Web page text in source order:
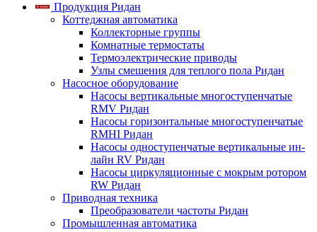
Продукция Ридан
Коттеджная автоматика
Коллекторные группы
Комнатные термостаты
Термоэлектрические приводы
Узлы смешения для теплого пола Ридан
Насосное оборудование
Насосы вертикальные многоступенчатые
RMV Ридан
Насосы горизонтальные многоступенчатые
RMHI Ридан
Насосы одноступенчатые вертикальные ин-
лайн RV Ридан
Насосы циркуляционные с мокрым ротором
RW Ридан
Приводная техника
Преобразователи частоты Ридан
Промышленная автоматика